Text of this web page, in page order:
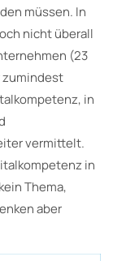
müssen. In
nicht überall
(23
zumindest
in
vermittelt.
in
Thema,
aber